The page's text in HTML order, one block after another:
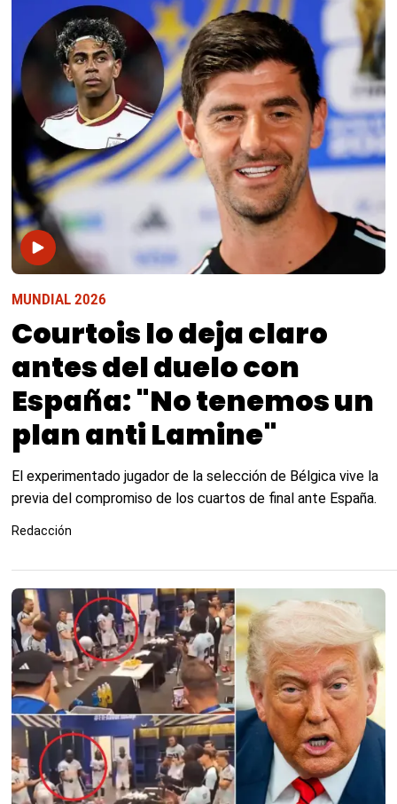
MUNDIAL 2026
Courtois lo deja claro
antes del duelo con
España: "No tenemos un
plan anti Lamine"
El experimentado jugador de la selección de Bélgica vive la
previa del compromiso de los cuartos de final ante España.
Redacción